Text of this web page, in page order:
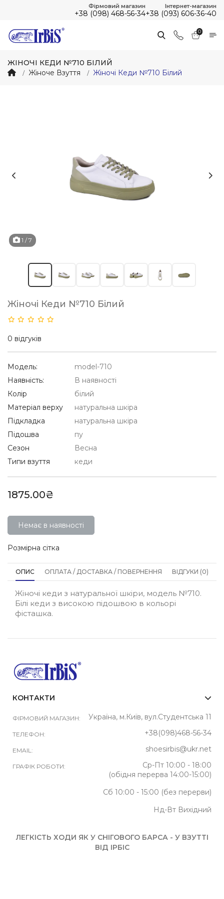
Фірмовий магазин
+38 (098) 468-56-34
Інтернет-магазин
+38 (093) 606-36-40
0
ЖІНОЧІ КЕДИ №710 БІЛИЙ
Жіноче Взуття
Жіночі Кеди №710 Білий
1 / 7
Жіночі Кеди №710 Білий
0 відгуків
Модель:
model-710
Наявність:
В наявності
Колір
білий
Матеріал верху
натуральна шкіра
Підкладка
натуральна шкіра
Підошва
пу
Сезон
Весна
Типи взуття
кеди
1875.00₴
Немає в наявності
Розмірна сітка
ОПИС ОПЛАТА / ДОСТАВКА / ПОВЕРНЕННЯ ВІДГУКИ (0)
Жіночі кеди з натуральної шкіри, модель №710.
Білі кеди з високою підошвою в кольорі
фісташка.
КОНТАКТИ
ФІРМОВИЙ МАГАЗИН: Україна, м.Київ, вул.Студентська 11
ТЕЛЕФОН: +38(098)468-56-34
EMAIL: shoesirbis@ukr.net
ГРАФІК РОБОТИ:
Ср-Пт 10:00 - 18:00
(обідня перерва 14:00-15:00)
Сб 10:00 - 15:00 (без перерви)
Нд-Вт Вихідний
ЛЕГКІСТЬ ХОДИ ЯК У СНІГОВОГО БАРСА - У ВЗУТТІ
ВІД ІРБІС